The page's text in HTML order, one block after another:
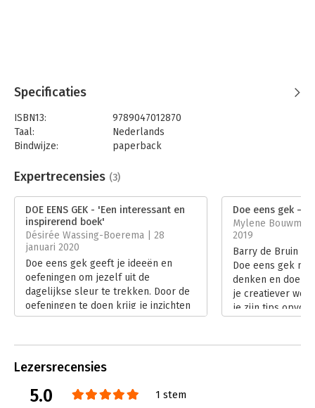
Specificaties
ISBN13:
9789047012870
Taal:
Nederlands
Bindwijze:
paperback
Uitgever:
Business Contact
Verschijningsdatum:
11-6-2019
Hoofdrubriek: Communicatie en media
Expertrecensies (3)
DOE EENS GEK - 'Een interessant en
inspirerend boek'
Désirée Wassing-Boerema | 28
januari 2020
Doe eens gek geeft je ideeën en
oefeningen om jezelf uit de
dagelijkse sleur te trekken. Door de
oefeningen te doen krijg je inzichten
en inspiratie om de dingen anders te
vervolgens veel kan brengen.
Lees verder
Doe eens gek –
Mylene
2019
Barry de Bruin
Doe eens gek
denken en doen.
je creatiever
je zijn tips
Lezersrecensies
5.0 1 stem